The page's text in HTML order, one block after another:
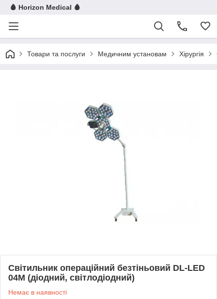
🩸 Horizon Medical 🩸
Товари та послуги Медичним установам Хірургія
Світильник операційний безтіньовий DL-LED
04M (діодний, світлодіодний)
Немає в наявності